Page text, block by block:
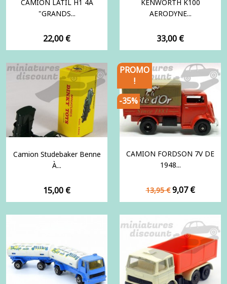
CAMION LATIL H1 4A
"GRANDS...
Prix
22,00 €
KENWORTH K100
AERODYNE...
Prix
33,00 €
Camion Studebaker Benne
À...
Prix
15,00 €
CAMION FORDSON 7V DE
1948...
Prix
de
13,95 € Prix
9,07 €
PROMO
!
-35%